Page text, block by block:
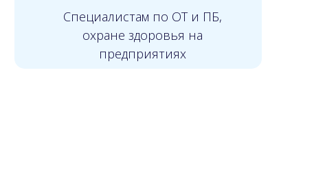
Специалистам по ОТ и ПБ,
охране здоровья на
предприятиях